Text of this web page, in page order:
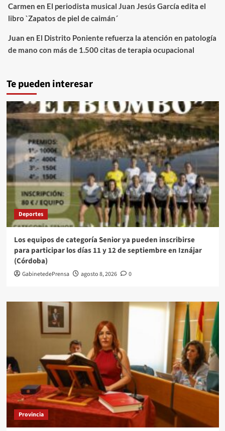
Carmen en El periodista musical Juan Jesús García edita el
libro `Zapatos de piel de caimán´
Juan en El Distrito Poniente refuerza la atención en patología
de mano con más de 1.500 citas de terapia ocupacional
Te pueden interesar
Deportes
Los equipos de categoría Senior ya pueden inscribirse
para participar los días 11 y 12 de septiembre en Iznájar
(Córdoba)
GabinetedePrensa agosto 8, 2026 0
Provincia